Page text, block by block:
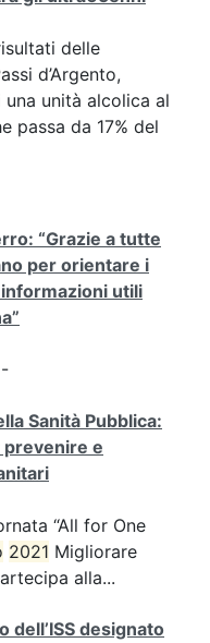
delle
d’Argento,
unità alcolica al
passa da 17% del
“Grazie a tutte
per orientare i
utili
-
Sanità Pubblica:
prevenire e
“All for One
2021 Migliorare
alla...
dell’ISS designato